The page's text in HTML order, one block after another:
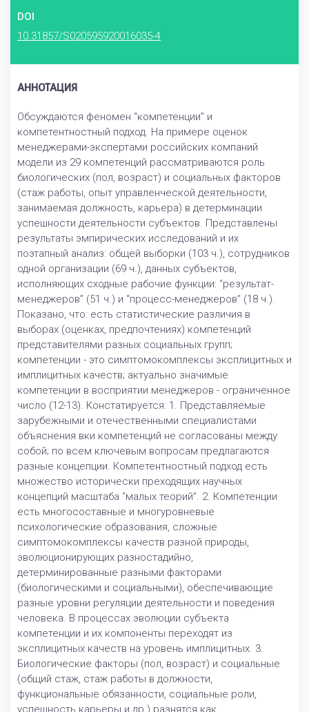
DOI
10.31857/S020595920016035-4
АННОТАЦИЯ
Обсуждаются феномен “компетенции” и
компетентностный подход. На примере оценок
менеджерами-экспертами российских компаний
модели из 29 компетенций рассматриваются роль
биологических (пол, возраст) и социальных факторов
(стаж работы, опыт управленческой деятельности,
занимаемая должность, карьера) в детерминации
успешности деятельности субъектов. Представлены
результаты эмпирических исследований и их
поэтапный анализ: общей выборки (103 ч.), сотрудников
одной организации (69 ч.), данных субъектов,
исполняющих сходные рабочие функции: “результат-
менеджеров” (51 ч.) и “процесс-менеджеров” (18 ч.).
Показано, что: есть статистические различия в
выборах (оценках, предпочтениях) компетенций
представителями разных социальных групп;
компетенции - это симптомокомплексы эксплицитных и
имплицитных качеств; актуально значимые
компетенции в восприятии менеджеров - ограниченное
число (12-13). Констатируется: 1. Представляемые
зарубежными и отечественными специалистами
объяснения вки компетенций не согласованы между
собой; по всем ключевым вопросам предлагаются
разные концепции. Компетентностный подход есть
множество исторически преходящих научных
концепций масштаба “малых теорий”. 2. Компетенции
есть многосоставные и многуровневые
психологические образования, сложные
симптомокомплексы качеств разной природы,
эволюционирующих разностадийно,
детерминированные разными факторами
(биологическими и социальными), обеспечивающие
разные уровни регуляции деятельности и поведения
человека. В процессах эволюции субъекта
компетенции и их компоненты переходят из
эксплицитных качеств на уровень имплицитных. 3.
Биологические факторы (пол, возраст) и социальные
(общий стаж, стаж работы в должности,
функциональные обязанности, социальные роли,
успешность карьеры и др.) разнятся как